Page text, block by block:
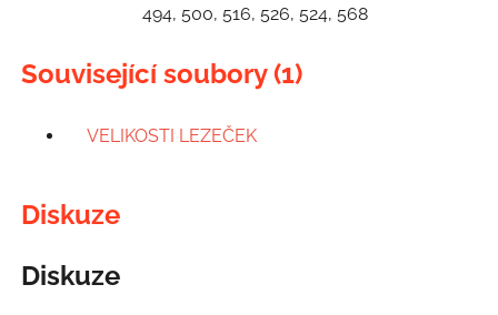
494, 500, 516, 526, 524, 568
Související soubory (1)
VELIKOSTI LEZEČEK
Diskuze
Diskuze